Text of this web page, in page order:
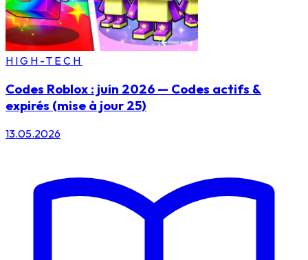
HIGH-TECH
Codes Roblox : juin 2026 — Codes actifs &
expirés (mise à jour 25)
13.05.2026